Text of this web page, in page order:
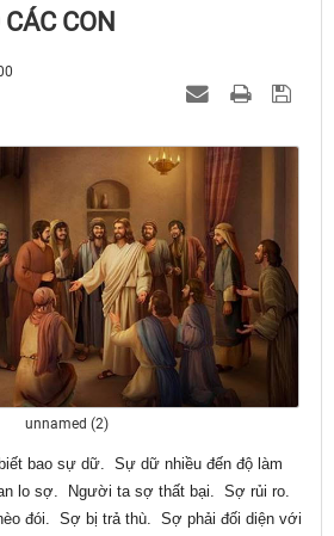
CON
unnamed (2)
bao sự dữ. Sự dữ nhiều đến độ làm
lo sợ. Người ta sợ thất bại. Sợ rủi ro.
đói. Sợ bị trả thù. Sợ phải đối diện với